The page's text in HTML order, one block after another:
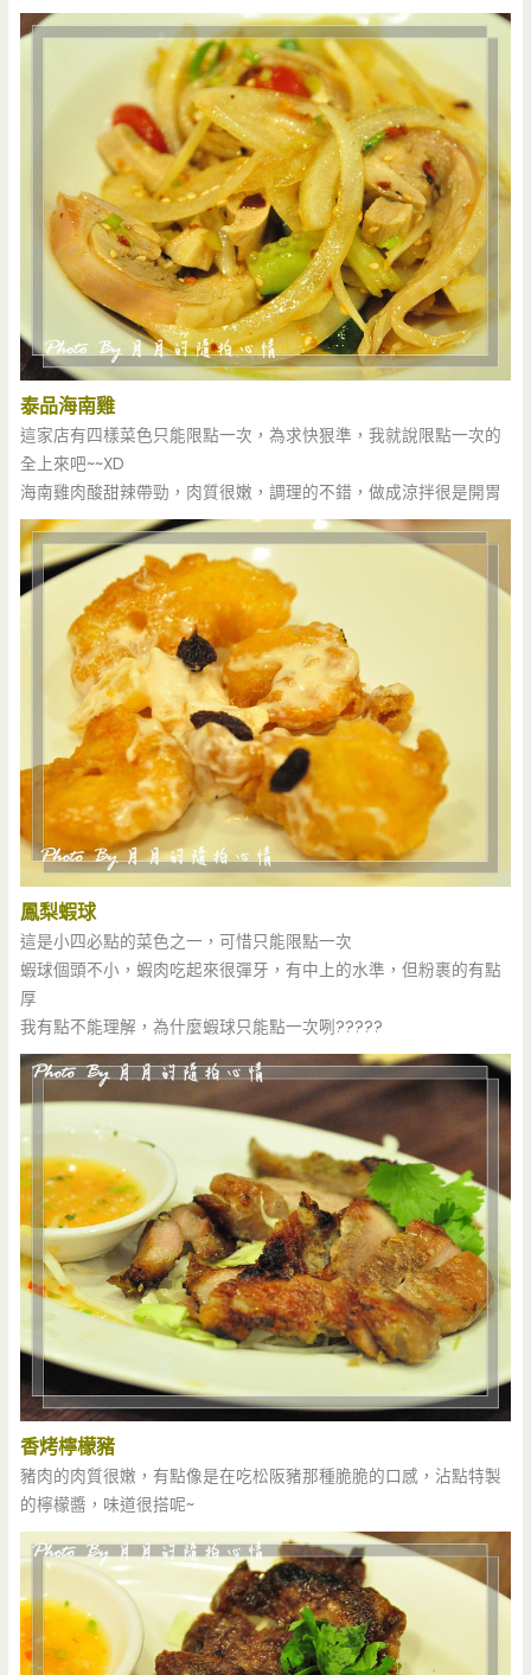
泰品海南雞
這家店有四樣菜色只能限點一次，為求快狠準，我就說限點一次的
全上來吧~~XD
海南雞肉酸甜辣帶勁，肉質很嫩，調理的不錯，做成涼拌很是開胃
鳳梨蝦球
這是小四必點的菜色之一，可惜只能限點一次
蝦球個頭不小，蝦肉吃起來很彈牙，有中上的水準，但粉裹的有點
厚
我有點不能理解，為什麼蝦球只能點一次咧?????
香烤檸檬豬
豬肉的肉質很嫩，有點像是在吃松阪豬那種脆脆的口感，沾點特製
的檸檬醬，味道很搭呢~